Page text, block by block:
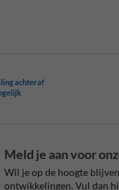
achteraf
Meld je aan voor
Wil je op de hoogte
ontwikkelingen. Vul dan